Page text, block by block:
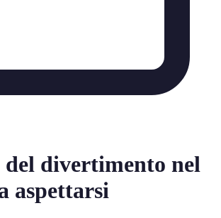
del divertimento nel
aspettarsi